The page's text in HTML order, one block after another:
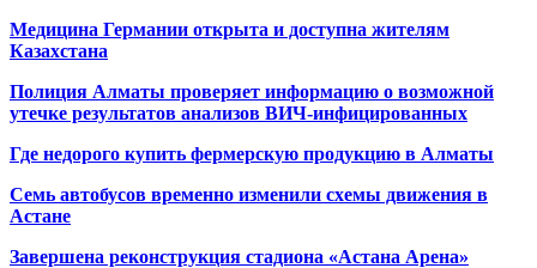
Медицина Германии открыта и доступна жителям
Казахстана
Полиция Алматы проверяет информацию о возможной
утечке результатов анализов ВИЧ-инфицированных
Где недорого купить фермерскую продукцию в Алматы
Семь автобусов временно изменили схемы движения в
Астане
Завершена реконструкция стадиона «Астана Арена»